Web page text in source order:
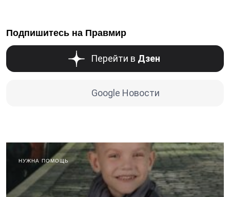
Подпишитесь на Правмир
Перейти в Дзен
Google Новости
НУЖНА ПОМОЩЬ